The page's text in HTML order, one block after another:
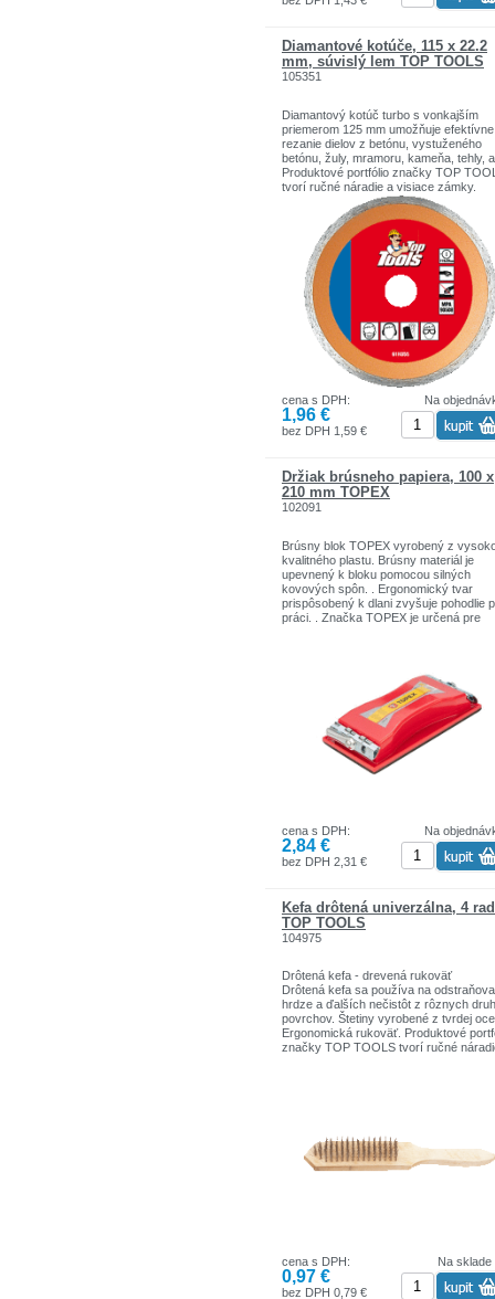
Diamantové kotúče, 115 x 22.2
mm, súvislý lem TOP TOOLS
105351
Diamantový kotúč turbo s vonkajším
priemerom 125 mm umožňuje efektívne
rezanie dielov z betónu, vystuženého
betónu, žuly, mramoru, kameňa, tehly,
Produktové portfólio značky TOP
tvorí ručné náradie a visiace zámky.
Výrobky TOP TOOLS sú venované
jednoduchým domácim prácam.
Na
cena s DPH:
1,96 €
bez DPH 1,59 €
Držiak brúsneho papiera, 100 x
210 mm TOPEX
102091
Brúsny blok TOPEX vyrobený z
kvalitného plastu. Brúsny materiál je
upevnený k bloku pomocou silných
kovových spôn. . Ergonomický tvar
prispôsobený k dlani zvyšuje pohodlie
práci. . Značka TOPEX je určená pre
TOPEX je jednou z najznámejších
ručného náradia v Poľsku.
Na
cena s DPH:
2,84 €
bez DPH 2,31 €
Kefa drôtená univerzálna, 4
TOP TOOLS
104975
Drôtená kefa - drevená rukoväť
Drôtená kefa sa používa na
hrdze a ďalších nečistôt z rôznych
povrchov. Štetiny vyrobené z tvrdej
Ergonomická rukoväť. Produktové
značky TOP TOOLS tvorí ručné
Na sklade
cena s DPH:
0,97 €
bez DPH 0,79 €